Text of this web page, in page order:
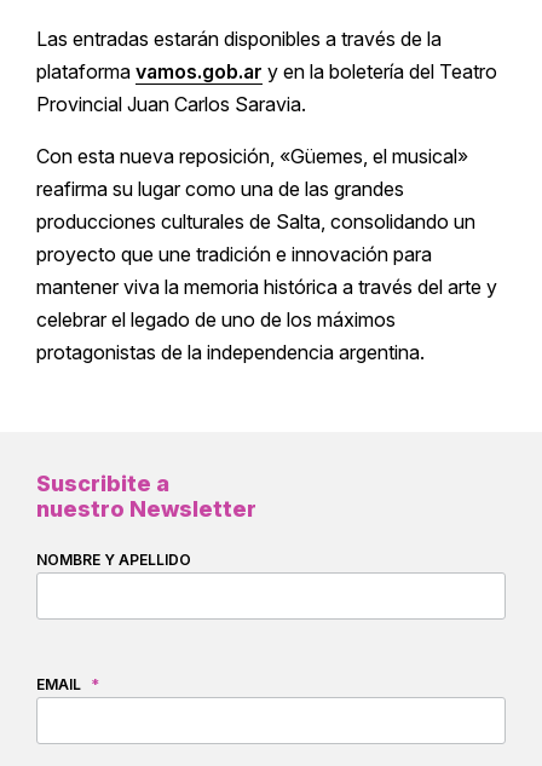
Las entradas estarán disponibles a través de la
plataforma vamos.gob.ar y en la boletería del Teatro
Provincial Juan Carlos Saravia.
Con esta nueva reposición, «Güemes, el musical»
reafirma su lugar como una de las grandes
producciones culturales de Salta, consolidando un
proyecto que une tradición e innovación para
mantener viva la memoria histórica a través del arte y
celebrar el legado de uno de los máximos
protagonistas de la independencia argentina.
Suscribite a
nuestro Newsletter
NOMBRE Y APELLIDO
EMAIL *